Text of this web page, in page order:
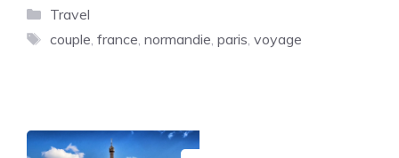
Catégories
Travel
Étiquettes
couple, france, normandie, paris, voyage